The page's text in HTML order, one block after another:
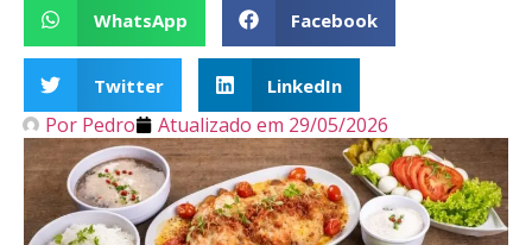
WhatsApp Facebook
Twitter LinkedIn
Por Pedro Atualizado em 29/05/2026